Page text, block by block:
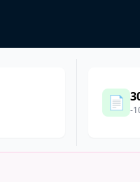
📄 -